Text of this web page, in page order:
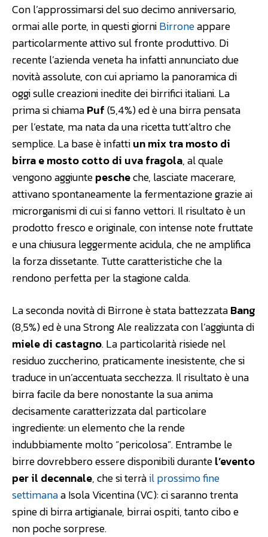
Con l’approssimarsi del suo decimo anniversario,
ormai alle porte, in questi giorniBirroneappare
particolarmente attivo sul fronte produttivo. Di
recente l’azienda veneta ha infatti annunciato due
novità assolute, con cui apriamo la panoramica di
oggi sulle creazioni inedite dei birrifici italiani. La
prima si chiamaPuf(5,4%) ed è una birra pensata
per l’estate, ma nata da una ricetta tutt’altro che
semplice. La base è infattiun mix tra mosto di
birra e mosto cotto di uva fragola, al quale
vengono aggiuntepescheche, lasciate macerare,
attivano spontaneamente la fermentazione grazie ai
microrganismi di cui si fanno vettori. Il risultato è un
prodotto fresco e originale, con intense note fruttate
e una chiusura leggermente acidula, che ne amplifica
la forza dissetante. Tutte caratteristiche che la
rendono perfetta per la stagione calda.
La seconda novità di Birrone è stata battezzataBang
(8,5%) ed è una Strong Ale realizzata con l’aggiunta di
miele di castagno. La particolarità risiede nel
residuo zuccherino, praticamente inesistente, che si
traduce in un’accentuata secchezza. Il risultato è una
birra facile da bere nonostante la sua anima
decisamente caratterizzata dal particolare
ingrediente: un elemento che la rende
indubbiamente molto “pericolosa”. Entrambe le
birre dovrebbero essere disponibili durantel’evento
per il decennale, che si terràil prossimo fine
settimanaa Isola Vicentina (VC): ci saranno trenta
spine di birra artigianale, birrai ospiti, tanto cibo e
non poche sorprese.